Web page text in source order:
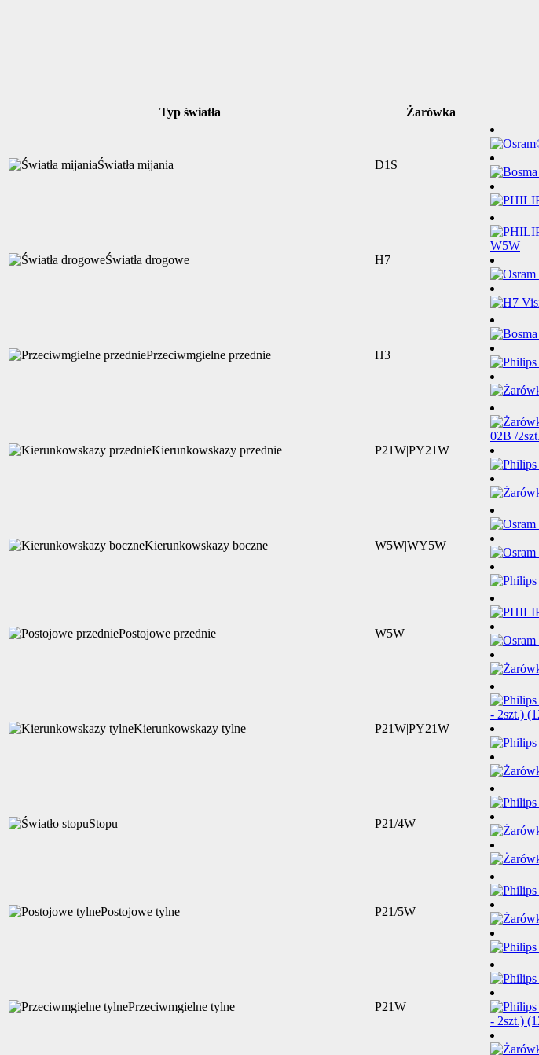
Typ światła Żarówka
Światła mijania D1S
Światła drogowe H7
Przeciwmgielne przednie H3
Kierunkowskazy przednie P21W|PY21W
Kierunkowskazy boczne W5W|WY5W
Postojowe przednie W5W
Kierunkowskazy tylne P21W|PY21W
Stopu P21/4W
Postojowe tylne P21/5W
Przeciwmgielne tylne P21W